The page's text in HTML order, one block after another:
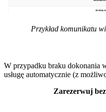
Przykład komunikatu
W przypadku braku dokonania
usługę automatycznie (z
Zarezerwuj